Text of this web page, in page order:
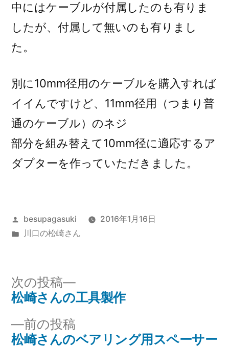
中にはケーブルが付属したのも有りま
したが、付属して無いのも有りまし
た。
別に10mm径用のケーブルを購入すれば
イイんですけど、11mm径用（つまり普
通のケーブル）のネジ
部分を組み替えて10mm径に適応するア
ダプターを作っていただきました。
投
稿
besupagasuki
2016年1月16日
カ
ー:
川口の松崎さん
投
稿 前の投稿
の
松崎さんのベアリング用スペーサー
次の投稿
次
の
松崎さんの工具製作